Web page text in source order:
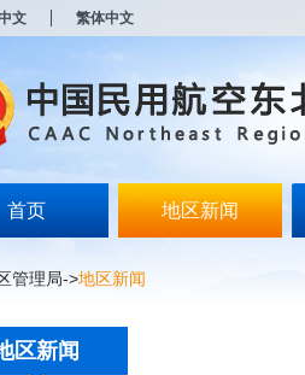
文 繁体中文
首页 地区新闻
管理局->地区新闻
区新闻